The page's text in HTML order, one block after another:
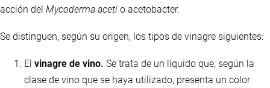
acción del Mycoderma aceti o acetobacter.
Se distinguen, según su origen, los tipos de vinagre siguientes:
El vinagre de vino. Se trata de un líquido que, según la
clase de vino que se haya utilizado, presenta un color